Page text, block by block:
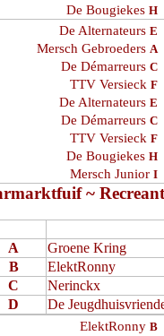
De Bougiekes H
De Alternateurs E
Mersch Gebroeders A
De Démarreurs C
TTV Versieck F
De Alternateurs E
De Démarreurs C
TTV Versieck F
De Bougiekes H
Mersch Junior I
~
A
Groene Kring
B
ElektRonny
C
Nerinckx
D
De
ElektRonny B